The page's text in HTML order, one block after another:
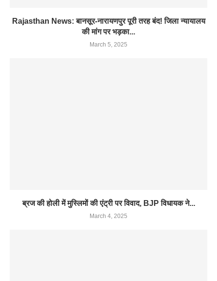
Rajasthan News: बानसूर-नारायणपुर पूरी तरह बंद! जिला न्यायालय
की मांग पर भड़का...
March 5, 2025
ब्रज की होली में मुस्लिमों की एंट्री पर विवाद, BJP विधायक ने...
March 4, 2025